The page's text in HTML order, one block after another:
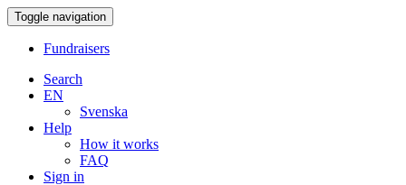
Toggle navigation
Fundraisers
Search
EN
Svenska
Help
How it works
FAQ
Sign in